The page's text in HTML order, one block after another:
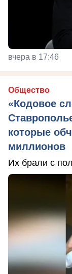
вчера в 17:46
Общество
«Кодовое
которые
миллионов
Их брали с